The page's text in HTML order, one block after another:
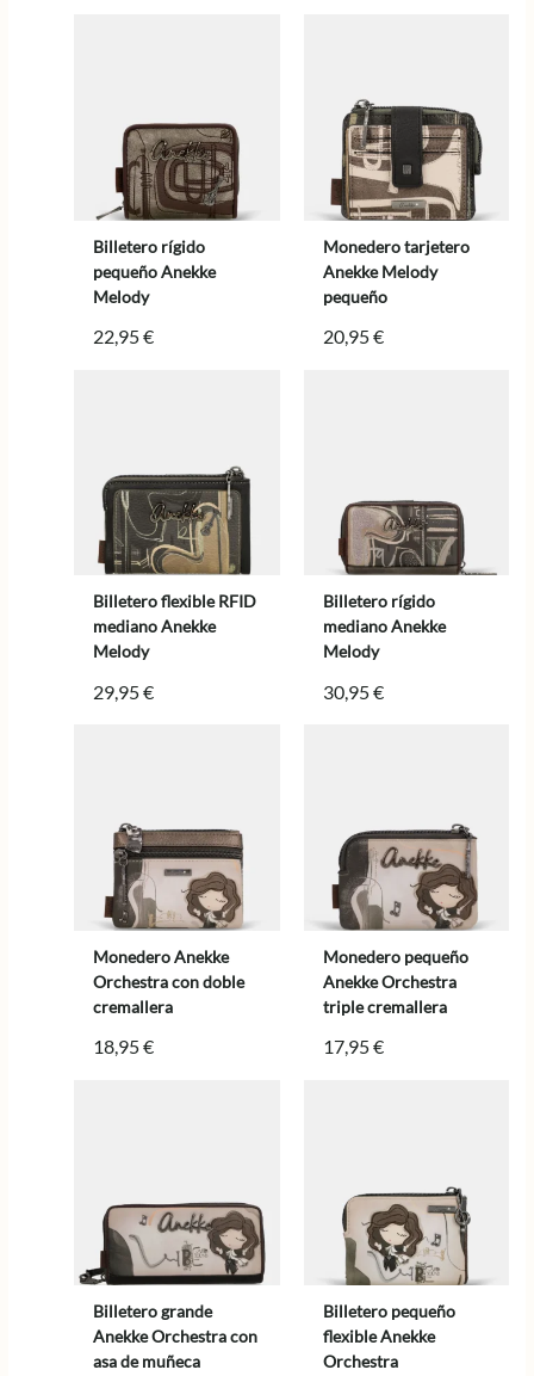
Billetero rígido
pequeño Anekke
Melody
22,95€
Monedero tarjetero
Anekke Melody
pequeño
20,95€
Billetero flexible RFID
mediano Anekke
Melody
29,95€
Billetero rígido
mediano Anekke
Melody
30,95€
Monedero Anekke
Orchestra con doble
cremallera
18,95€
Monedero pequeño
Anekke Orchestra
triple cremallera
17,95€
Billetero grande
Anekke Orchestra con
asa de muñeca
Billetero pequeño
flexible Anekke
Orchestra